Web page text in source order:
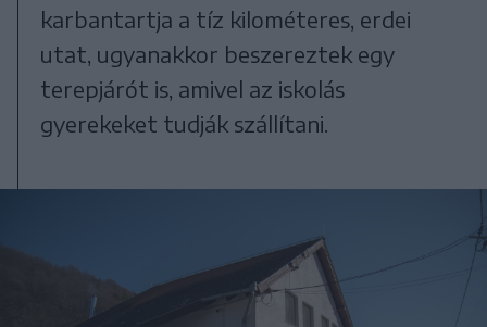
karbantartja a tíz kilométeres, erdei
utat, ugyanakkor beszereztek egy
terepjárót is, amivel az iskolás
gyerekeket tudják szállítani.